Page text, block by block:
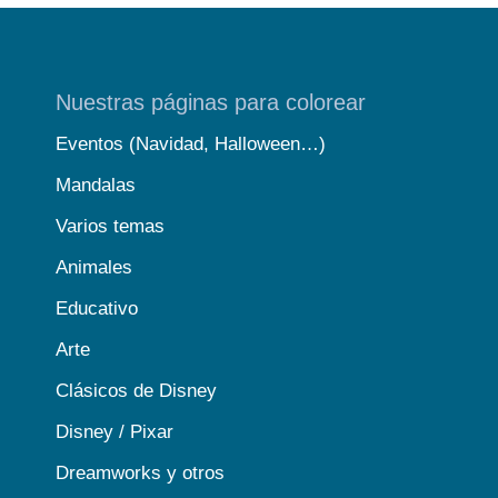
Nuestras páginas para colorear
Eventos (Navidad, Halloween…)
Mandalas
Varios temas
Animales
Educativo
Arte
Clásicos de Disney
Disney / Pixar
Dreamworks y otros